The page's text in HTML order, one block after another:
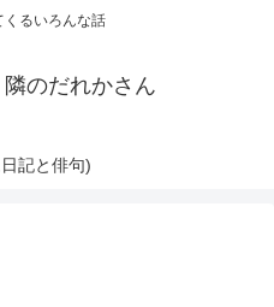
くるいろんな話
のだれかさん
記と俳句)